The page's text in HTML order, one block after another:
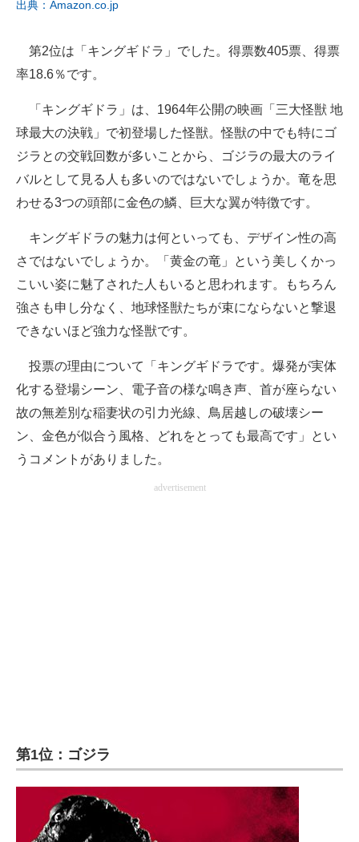
出典：Amazon.co.jp
第2位は「キングギドラ」でした。得票数405票、得票
率18.6％です。
「キングギドラ」は、1964年公開の映画「三大怪獣 地
球最大の決戦」で初登場した怪獣。怪獣の中でも特にゴ
ジラとの交戦回数が多いことから、ゴジラの最大のライ
バルとして見る人も多いのではないでしょうか。竜を思
わせる3つの頭部に金色の鱗、巨大な翼が特徴です。
キングギドラの魅力は何といっても、デザイン性の高
さではないでしょうか。「黄金の竜」という美しくかっ
こいい姿に魅了された人もいると思われます。もちろん
強さも申し分なく、地球怪獣たちが束にならないと撃退
できないほど強力な怪獣です。
投票の理由について「キングギドラです。爆発が実体
化する登場シーン、電子音の様な鳴き声、首が座らない
故の無差別な稲妻状の引力光線、鳥居越しの破壊シー
ン、金色が似合う風格、どれをとっても最高です」とい
うコメントがありました。
advertisement
第1位：ゴジラ